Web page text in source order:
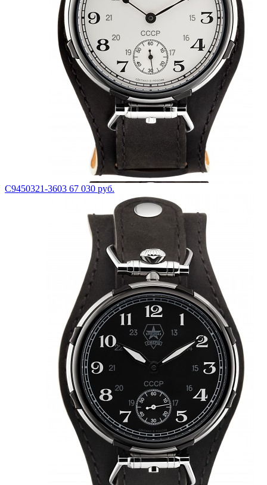
С9450321-3603 67 030 руб.